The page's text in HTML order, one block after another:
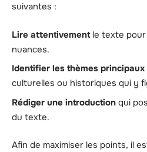
suivantes :
Lire attentivementle texte pour
nuances.
Identifier les thèmes principaux
culturelles ou historiques qui y
Rédiger une introduction qui
du texte.
Afin de maximiser les points, il